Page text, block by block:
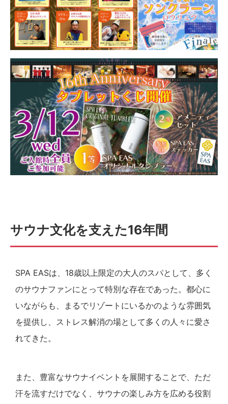
サウナ文化を支えた16年間
SPA EASは、18歳以上限定の大人のスパとして、多く
のサウナファンにとって特別な存在であった。都心に
いながらも、まるでリゾートにいるかのような雰囲気
を提供し、ストレス解消の場として多くの人々に愛さ
れてきた。
また、豊富なサウナイベントを展開することで、ただ
汗を流すだけでなく、サウナの楽しみ方を広める役割